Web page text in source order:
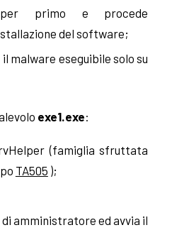
primo e procede
del software;
malware eseguibile solo su
exe1.exe:
(famiglia sfruttata
TA505 );
amministratore ed avvia il